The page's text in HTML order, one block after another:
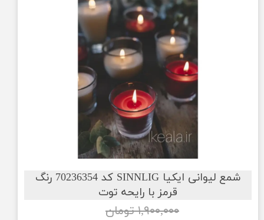
شمع لیوانی ایکیا SINNLIG کد 70236354 رنگ
قرمز با رایحه توت
۱,۹۰۰,۰۰۰ تومان